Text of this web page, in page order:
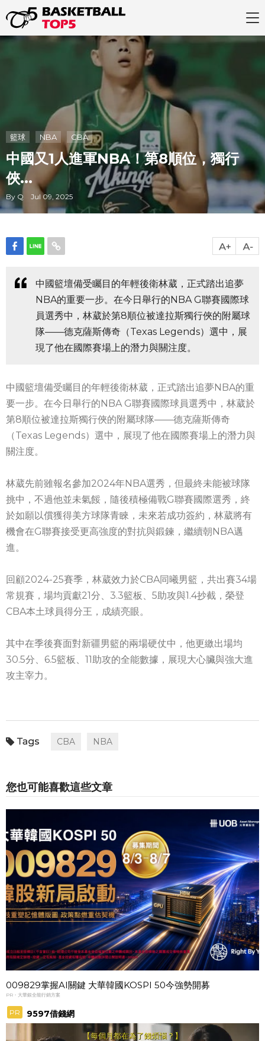
籃球 NBA CBA
中國又1人進軍NBA！第8順位，獨行
俠...
By Q Jul 09, 2025
中國籃壇備受矚目的年輕後衛林葳，正式踏出追夢
NBA的重要一步。在今日舉行的NBA G聯賽國際球
員選秀中，林葳於第8順位被達拉斯獨行俠的附屬球
隊——德克薩斯傳奇（Texas Legends）選中，展
現了他在國際賽場上的潛力與關注度。
中國籃壇備受矚目的年輕後衛林葳，正式踏出追夢NBA的重
要一步。在今日舉行的NBA G聯賽國際球員選秀中，林葳於
第8順位被達拉斯獨行俠的附屬球隊——德克薩斯傳奇
（Texas Legends）選中，展現了他在國際賽場上的潛力與
關注度。
林葳先前雖報名參加2024年NBA選秀，但最終未能被球隊
挑中，不過他並未氣餒，隨後積極備戰G聯賽國際選秀，終
於如願以償獲得美方球隊青睞，未來若成功簽約，林葳將有
機會在G聯賽接受更高強度的對抗與鍛鍊，繼續朝NBA邁
進。
回顧2024-25賽季，林葳效力於CBA同曦男籃，共出賽34場
常規賽，場均貢獻21分、3.3籃板、5助攻與1.4抄截，榮登
CBA本土球員得分王，成績亮眼。
其中在季後賽面對新疆男籃的兩場硬仗中，他更繳出場均
30.5分、6.5籃板、11助攻的全能數據，展現大心臟與強大進
攻主宰力。
CBA NBA
您也可能喜歡這些文章
009829掌握AI關鍵 大華韓國KOSPI 50今強勢開募
PR・大華銀全能行銷方案
PR 9597借錢網